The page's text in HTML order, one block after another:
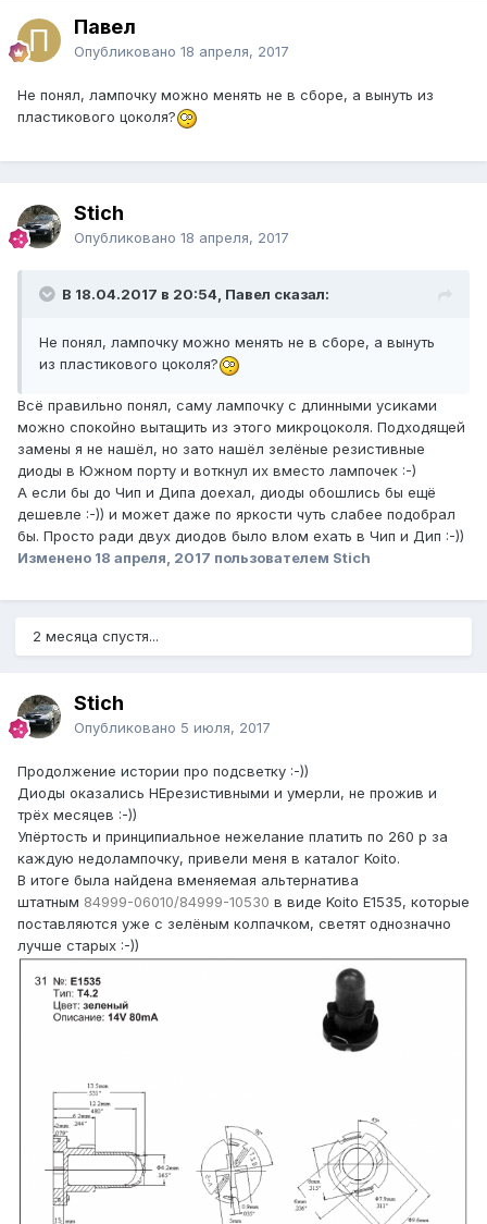
Павел
Опубликовано 18 апреля, 2017
Не понял, лампочку можно менять не в сборе, а вынуть из
пластикового цоколя?
Stich
Опубликовано 18 апреля, 2017
В 18.04.2017 в 20:54, Павел сказал:
Не понял, лампочку можно менять не в сборе, а вынуть
из пластикового цоколя?
Всё правильно понял, саму лампочку с длинными усиками
можно спокойно вытащить из этого микроцоколя. Подходящей
замены я не нашёл, но зато нашёл зелёные резистивные
диоды в Южном порту и воткнул их вместо лампочек :-)
А если бы до Чип и Дипа доехал, диоды обошлись бы ещё
дешевле :-)) и может даже по яркости чуть слабее подобрал
бы. Просто ради двух диодов было влом ехать в Чип и Дип :-))
Изменено 18 апреля, 2017 пользователем Stich
2 месяца спустя...
Stich
Опубликовано 5 июля, 2017
Продолжение истории про подсветку :-))
Диоды оказались НЕрезистивными и умерли, не прожив и
трёх месяцев :-))
Упёртость и принципиальное нежелание платить по 260 р за
каждую недолампочку, привели меня в каталог Koito.
В итоге была найдена вменяемая альтернатива
штатным 84999-06010/84999-10530 в виде Koito E1535, которые
поставляются уже с зелёным колпачком, светят однозначно
лучше старых :-))